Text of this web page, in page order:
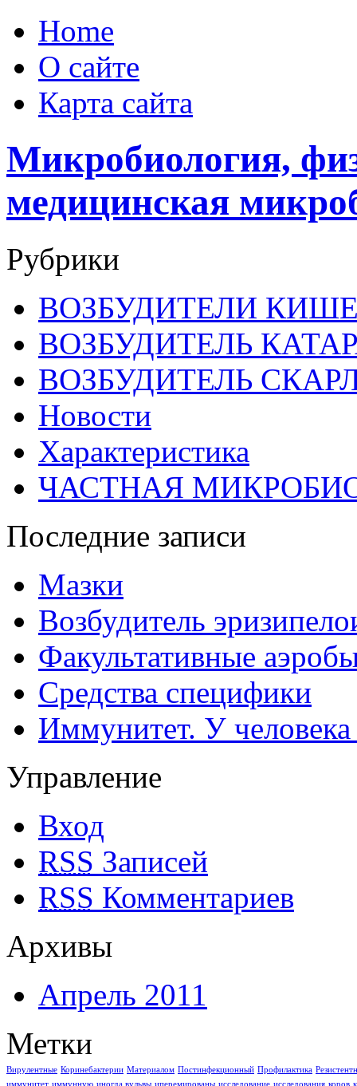
Home
О сайте
Карта сайта
Микробиология,
медицинская
Рубрики
ВОЗБУДИТЕЛИ
ВОЗБУДИТЕЛЬ
ВОЗБУДИТЕЛЬ
Новости
Характеристика
ЧАСТНАЯ
Последние записи
Мазки
Возбудитель
Факультативные
Средства специфики
Иммунитет. У человека
Управление
Вход
RSS Записей
RSS Комментариев
Архивы
Апрель 2011
Метки
Вирулентные Коринебактерии Материалом Постинфекционный Профилактика
иммунитет иммунную иногда вульвы иперемированы исследование исследования коров